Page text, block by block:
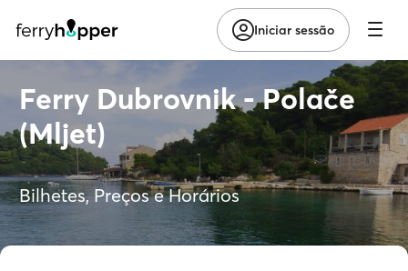
Iniciar sessão
Ferry Dubrovnik - Polače
(Mljet)
Bilhetes, Preços e Horários